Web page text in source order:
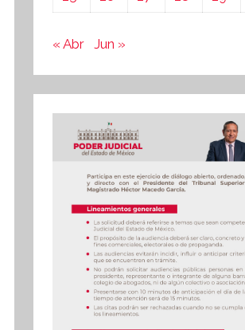
« Abr Jun »